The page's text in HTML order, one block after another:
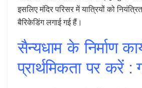
इसलिए मंदिर परिसर में यात्रियों को
बैरिकेडिंग लगाई गई हैं।
सैन्यधाम के निर्माण
प्रार्थमिकता पर करें